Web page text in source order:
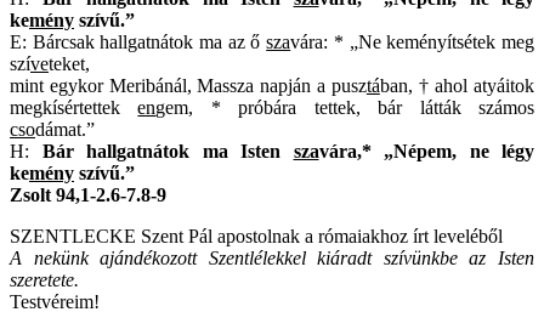
kemény szívű.”
E: Bárcsak hallgatnátok ma az őszavára: * „Ne keményítsétek meg
szíveteket,
mint egykor Meribánál, Massza napján a pusztában, † ahol atyáitok
megkísértettekengem, * próbára tettek, bár látták számos
csodámat.”
H: Bár hallgatnátok ma Isten szavára,* „Népem, ne légy
kemény szívű.”
Zsolt 94,1-2.6-7.8-9
SZENTLECKE Szent Pál apostolnak a rómaiakhoz írt leveléből
A nekünk ajándékozott Szentlélekkel kiáradt szívünkbe az Isten
szeretete.
Testvéreim!